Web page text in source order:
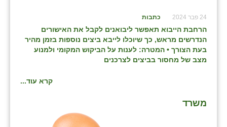
24 פבר 2024 כתבות
הרחבת הייבוא תאפשר ליבואנים לקבל את האישורים
הנדרשים מראש, כך שיוכלו לייבא ביצים נוספות בזמן מהיר
בעת הצורך • המטרה: לענות על הביקוש המקומי ולמנוע
מצב של מחסור בביצים לצרכנים
קרא עוד...
משרד